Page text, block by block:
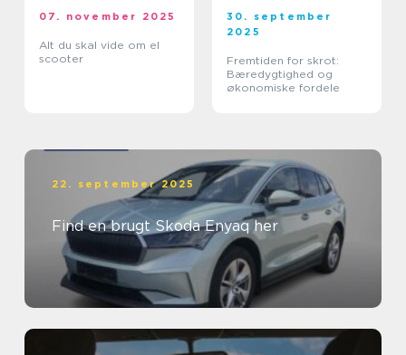
07. november 2025
Alt du skal vide om el
scooter
30. september
2025
Fremtiden for skrot:
Bæredygtighed og
økonomiske fordele
22. september 2025
Find en brugt Skoda Enyaq her